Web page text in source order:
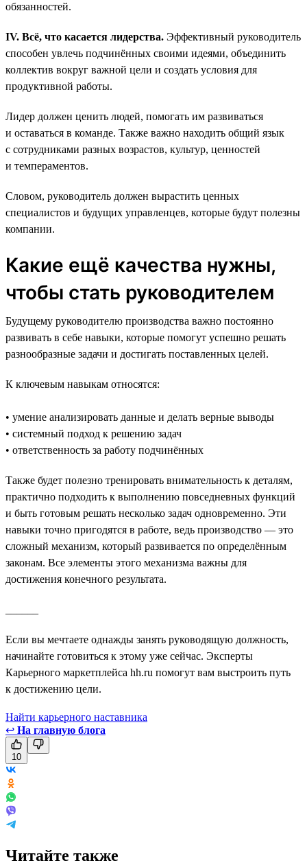
обязанностей.
IV. Всё, что касается лидерства. Эффективный руководитель
способен увлечь подчинённых своими идеями, объединить
коллектив вокруг важной цели и создать условия для
продуктивной работы.
Лидер должен ценить людей, помогать им развиваться
и оставаться в команде. Также важно находить общий язык
с сотрудниками разных возрастов, культур, ценностей
и темпераментов.
Словом, руководитель должен вырастить ценных
специалистов и будущих управленцев, которые будут полезны
компании.
Какие ещё качества нужны,
чтобы стать руководителем
Будущему руководителю производства важно постоянно
развивать в себе навыки, которые помогут успешно решать
разнообразные задачи и достигать поставленных целей.
К ключевым навыкам относятся:
• умение анализировать данные и делать верные выводы
• системный подход к решению задач
• ответственность за работу подчинённых
Также будет полезно тренировать внимательность к деталям,
практично подходить к выполнению повседневных функций
и быть готовым решать несколько задач одновременно. Эти
навыки точно пригодятся в работе, ведь производство — это
сложный механизм, который развивается по определённым
законам. Все элементы этого механизма важны для
достижения конечного результата.
Если вы мечтаете однажды занять руководящую должность,
начинайте готовиться к этому уже сейчас. Эксперты
Карьерного маркетплейса hh.ru помогут вам выстроить путь
к достижению цели.
Найти карьерного наставника
↩ На главную блога
10
Читайте также